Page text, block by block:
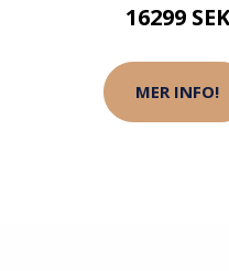
16299 SEK
MER INFO!